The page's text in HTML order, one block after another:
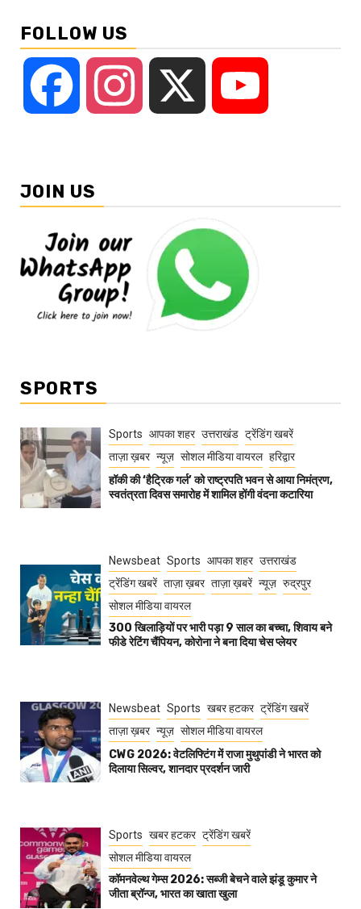
FOLLOW US
Facebook Instagram
JOIN US
SPORTS
Sports आपका शहर उत्तराखंड ट्रेंडिंग खबरें
ताज़ा ख़बर न्यूज़ सोशल मीडिया वायरल हरिद्वार
हॉकी की ‘हैट्रिक गर्ल’ को राष्ट्रपति भवन से आया निमंत्रण,
स्वतंत्रता दिवस समारोह में शामिल होंगी वंदना कटारिया
Newsbeat Sports आपका शहर उत्तराखंड
ट्रेंडिंग खबरें ताज़ा ख़बर ताज़ा ख़बरें न्यूज़ रुद्रपुर
सोशल मीडिया वायरल
300 खिलाड़ियों पर भारी पड़ा 9 साल का बच्चा, शिवाय बने
फीडे रेटिंग चैंपियन, कोरोना ने बना दिया चेस प्लेयर
Newsbeat Sports खबर हटकर ट्रेंडिंग खबरें
ताज़ा ख़बर न्यूज़ सोशल मीडिया वायरल
CWG 2026: वेटलिफ्टिंग में राजा मुथुपांडी ने भारत को
दिलाया सिल्वर, शानदार प्रदर्शन जारी
Sports खबर हटकर ट्रेंडिंग खबरें
सोशल मीडिया वायरल
कॉमनवेल्थ गेम्स 2026: सब्जी बेचने वाले झंडू कुमार ने
जीता ब्रॉन्ज, भारत का खाता खुला